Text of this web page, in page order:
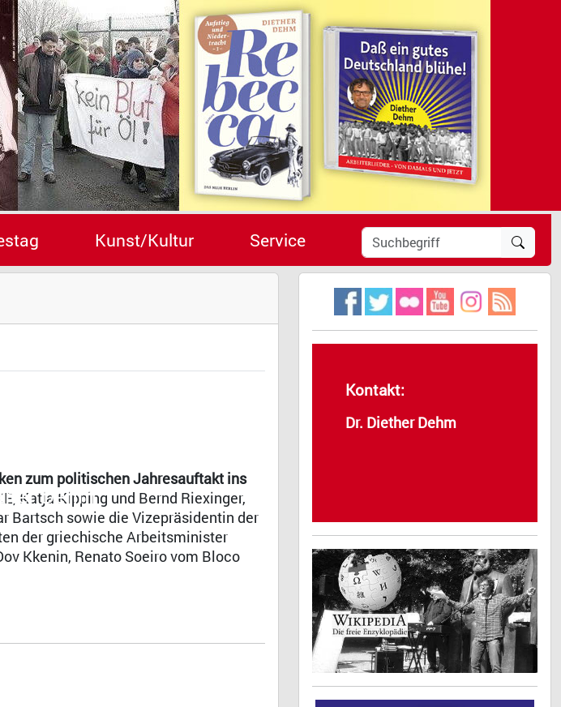
Dehm
Kunst/Kultur Service
zum politischen Jahresauftakt ins
Katja Kipping und Bernd Riexinger,
Bartsch sowie die Vizepräsidentin der
der griechische Arbeitsminister
Kkenin, Renato Soeiro vom Bloco
Kontakt:
Dr. Diether Dehm